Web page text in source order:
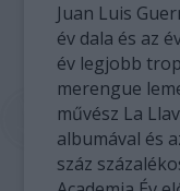
Juan Luis
év dala és az
év legjobb
merengue
művész La
albumával és
száz